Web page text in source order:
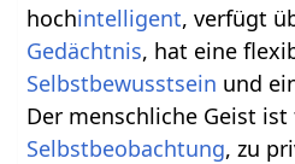
hochintelligent, verfügt
Gedächtnis, hat eine
Selbstbewusstsein und
Der menschliche Geist
Selbstbeobachtung, zu